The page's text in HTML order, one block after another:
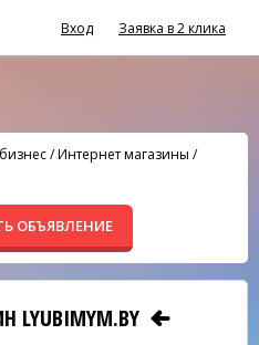
Вход Заявка в 2 клика
/Интернет магазины /
ОБЪЯВЛЕНИЕ